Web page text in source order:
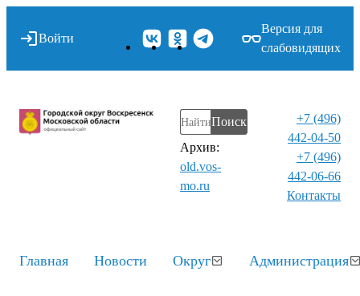
Войти
Версия для
слабовидящих
Поиск
Архив:
old.vos-
mo.ru
+7 (496)
442-04-50
+7 (496)
442-06-66
Контакты⁠
Главная Новости Округ Администрация